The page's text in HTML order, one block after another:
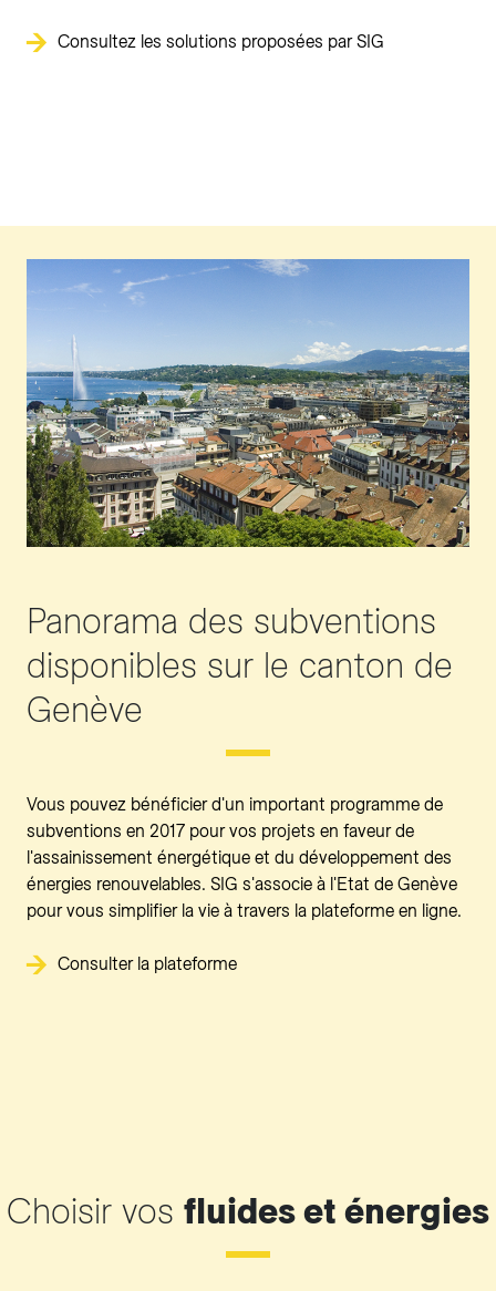
Consultez les solutions proposées par SIG
Panorama des subventions
disponibles sur le canton de
Genève
Vous pouvez bénéficier d'un important programme de
subventions en 2017 pour vos projets en faveur de
l'assainissement énergétique et du développement des
énergies renouvelables. SIG s'associe à l'Etat de Genève
pour vous simplifier la vie à travers la plateforme en ligne.
Consulter la plateforme
Choisir vos fluides et énergies